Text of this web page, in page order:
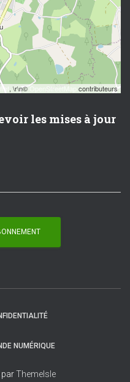
, \r\n©OpenStreetMap contributeurs
les mises à jour
NUMÉRIQUE
parThemeIsle